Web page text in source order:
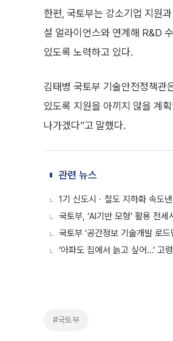
한편, 국토부는 강소기업 지원
설 얼라이언스와 연계해 R&D
있도록 노력하고 있다.
김태병 국토부 기술안전정책관
있도록 지원을 아끼지 않을 계
나가겠다”고 말했다.
관련 뉴스
1기 신도시ㆍ철도 지하화 속도
국토부, ‘AI기반 모형’ 활용 전
국토부 ‘공간정보 기술개발 로
‘아파도 집에서 늙고 싶어…’ 고
#국토부